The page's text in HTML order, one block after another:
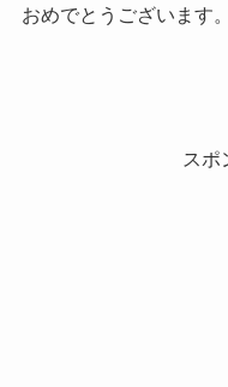
おめでとうございます。
スポ